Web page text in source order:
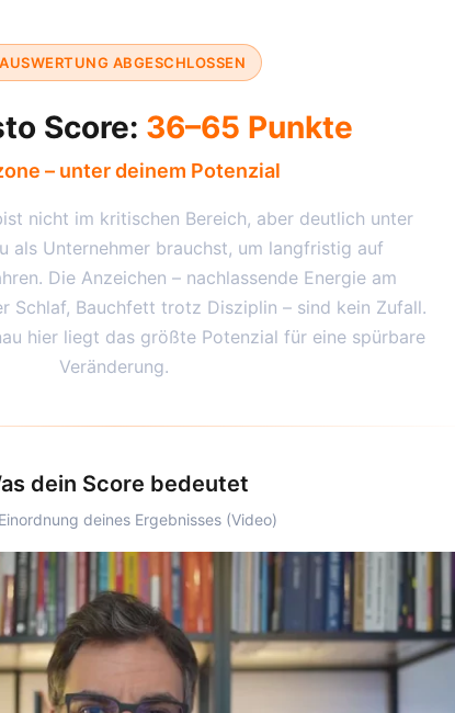
ABGESCHLOSSEN
Score: 36–65 Punkte
– unter deinem Potenzial
nicht im kritischen Bereich, aber deutlich unter
als Unternehmer brauchst, um langfristig auf
Die Anzeichen – nachlassende Energie am
Schlaf, Bauchfett trotz Disziplin – sind kein Zufall.
hier liegt das größte Potenzial für eine spürbare
Veränderung.
dein Score bedeutet
deines Ergebnisses (Video)